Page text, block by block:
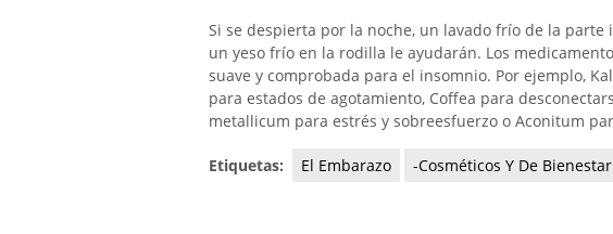
Si se despierta por la noche, un lavado frío de la
un yeso frío en la rodilla le ayudarán. Los
suave y comprobada para el insomnio. Por ejemplo,
para estados de agotamiento, Coffea para
metallicum para estrés y sobreesfuerzo o Aconitum
Etiquetas: El Embarazo -Cosméticos Y De Bienestar